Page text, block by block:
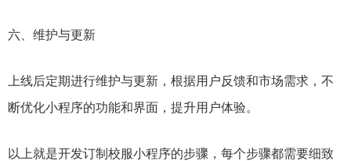
六、维护与更新
上线后定期进行维护与更新，根据用户反馈和市场需求，不
断优化小程序的功能和界面，提升用户体验。
以上就是开发订制校服小程序的步骤，每个步骤都需要细致